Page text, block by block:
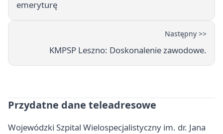
emeryturę
Następny >>
KMPSP Leszno: Doskonalenie zawodowe.
Przydatne dane teleadresowe
Wojewódzki Szpital Wielospecjalistyczny im. dr. Jana